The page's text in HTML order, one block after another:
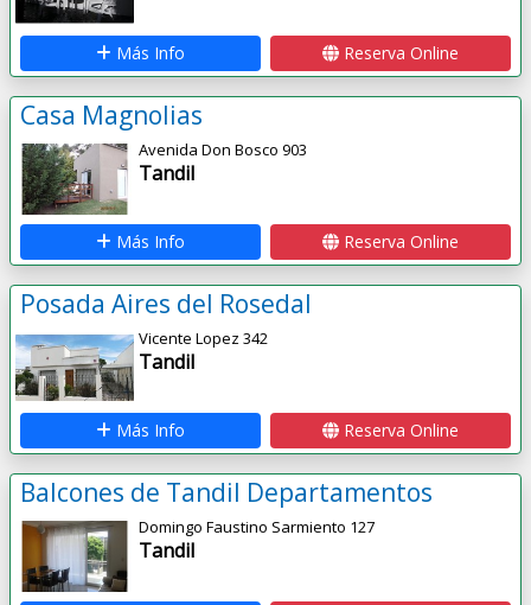
Más Info Reserva Online
Casa Magnolias
Avenida Don Bosco 903
Tandil
Más Info Reserva Online
Posada Aires del Rosedal
Vicente Lopez 342
Tandil
Más Info Reserva Online
Balcones de Tandil Departamentos
Domingo Faustino Sarmiento 127
Tandil